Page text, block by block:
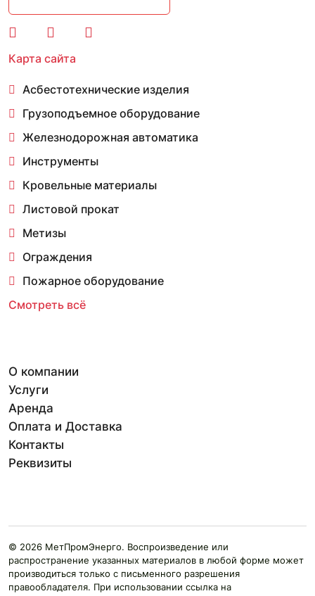
Карта сайта
Асбестотехнические изделия
Грузоподъемное оборудование
Железнодорожная автоматика
Инструменты
Кровельные материалы
Листовой прокат
Метизы
Ограждения
Пожарное оборудование
Смотреть всё
О компании
Услуги
Аренда
Оплата и Доставка
Контакты
Реквизиты
© 2026 МетПромЭнерго. Воспроизведение или
распространение указанных материалов в любой форме может
производиться только с письменного разрешения
правообладателя. При использовании ссылка на